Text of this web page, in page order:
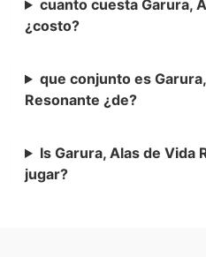
cuanto cuesta Garura,
¿costo?
que conjunto es
Resonante ¿de?
Is Garura, Alas de Vida
jugar?